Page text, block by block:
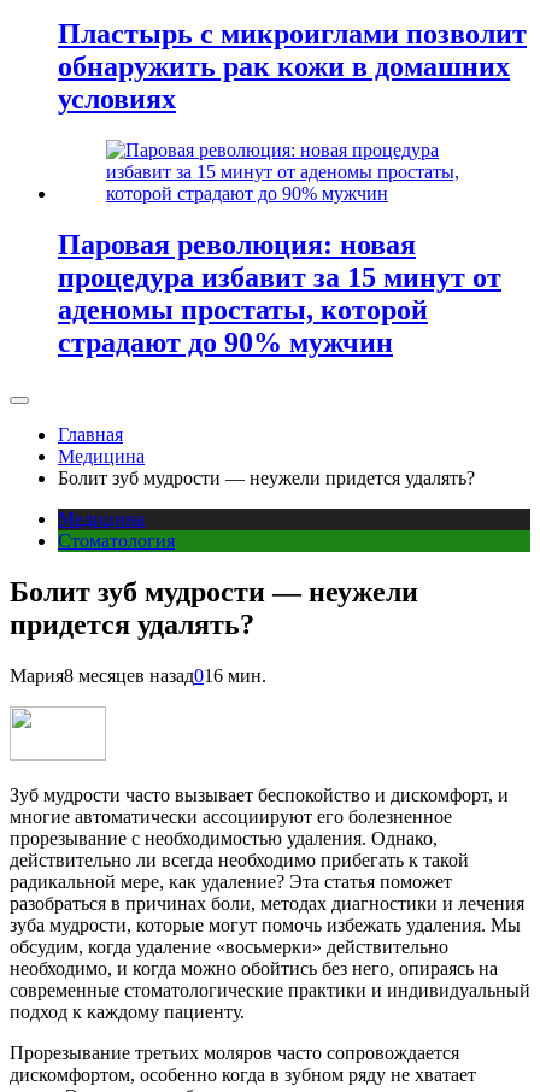
Пластырь с микроиглами позволит
обнаружить рак кожи в домашних
условиях
Паровая революция: новая
процедура избавит за 15 минут от
аденомы простаты, которой
страдают до 90% мужчин
Главная
Медицина
Болит зуб мудрости — неужели придется удалять?
Медицина
Стоматология
Болит зуб мудрости — неужели
придется удалять?
Мария8 месяцев назад016 мин.
Зуб мудрости часто вызывает беспокойство и дискомфорт, и
многие автоматически ассоциируют его болезненное
прорезывание с необходимостью удаления. Однако,
действительно ли всегда необходимо прибегать к такой
радикальной мере, как удаление? Эта статья поможет
разобраться в причинах боли, методах диагностики и лечения
зуба мудрости, которые могут помочь избежать удаления. Мы
обсудим, когда удаление «восьмерки» действительно
необходимо, и когда можно обойтись без него, опираясь на
современные стоматологические практики и индивидуальный
подход к каждому пациенту.
Прорезывание третьих моляров часто сопровождается
дискомфортом, особенно когда в зубном ряду не хватает